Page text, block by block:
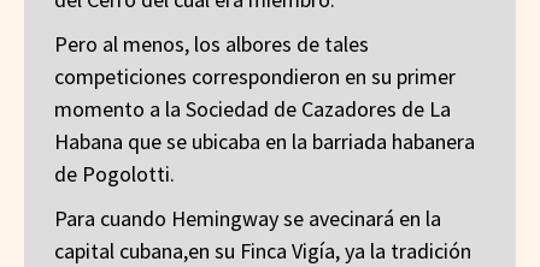
Pero al menos, los albores de tales
competiciones correspondieron en su primer
momento a la Sociedad de Cazadores de La
Habana que se ubicaba en la barriada habanera
de Pogolotti.
Para cuando Hemingway se avecinará en la
capital cubana,en su Finca Vigía, ya la tradición